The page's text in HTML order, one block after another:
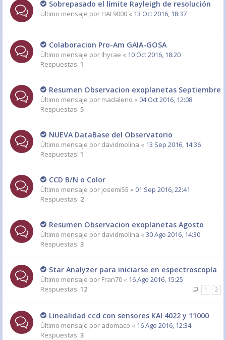
Sobrepasado el límite Rayleigh de resolución
Último mensaje por HAL9000 « 13 Oct 2016, 18:37
Colaboracion Pro-Am GAIA-GOSA
Último mensaje por lhyrae « 10 Oct 2016, 18:20
Respuestas: 1
Resumen Observacion exoplanetas Septiembre
Último mensaje por madaleno « 04 Oct 2016, 12:08
Respuestas: 5
NUEVA DataBase del Observatorio
Último mensaje por davidmolina « 13 Sep 2016, 14:36
Respuestas: 1
CCD B/N o Color
Último mensaje por josemi55 « 01 Sep 2016, 22:41
Respuestas: 2
Resumen Observacion exoplanetas Agosto
Último mensaje por davidmolina « 30 Ago 2016, 14:30
Respuestas: 3
Star Analyzer para iniciarse en espectroscopía
Último mensaje por Fran70 « 16 Ago 2016, 15:25
Respuestas: 12 1 2
Linealidad ccd con sensores KAI 4022 y 11000
Último mensaje por adomaco « 16 Ago 2016, 12:34
Respuestas: 3